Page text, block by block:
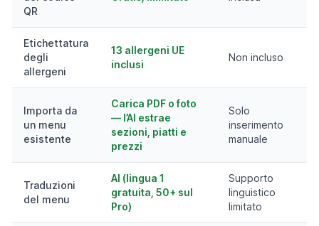
QR
Etichettatura
degli
allergeni
13 allergeni UE
inclusi
Non incluso
Importa da
un menu
esistente
Carica PDF o foto
— l’AI estrae
sezioni, piatti e
prezzi
Solo
inserimento
manuale
Traduzioni
del menu
AI (lingua 1
gratuita, 50+ sul
Pro)
Supporto
linguistico
limitato